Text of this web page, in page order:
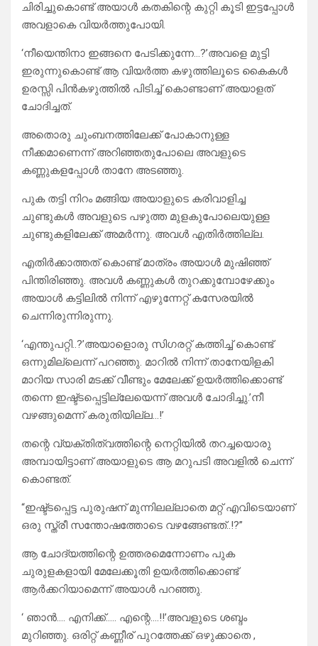
ചിരിച്ചുകൊണ്ട് അയാൾ കതകിന്റെ കുറ്റി കൂടി ഇട്ടപ്പോൾ
അവളാകെ വിയർത്തുപോയി.
‘നീയെന്തിനാ ഇങ്ങനെ പേടിക്കുന്നേ…?’അവളെ മുട്ടി
ഇരുന്നുകൊണ്ട് ആ വിയർത്ത കഴുത്തിലൂടെ കൈകൾ
ഉരസ്സി പിൻകഴുത്തിൽ പിടിച്ച് കൊണ്ടാണ് അയാളത്
ചോദിച്ചത്.
അതൊരു ചുംബനത്തിലേക്ക് പോകാനുള്ള
നീക്കമാണെന്ന് അറിഞ്ഞതുപോലെ അവളുടെ
കണ്ണുകളപ്പോൾ താനേ അടഞ്ഞു.
പുക തട്ടി നിറം മങ്ങിയ അയാളുടെ കരിവാളിച്ച
ചുണ്ടുകൾ അവളുടെ പഴുത്ത മുളകുപോലെയുള്ള
ചുണ്ടുകളിലേക്ക് അമർന്നു. അവൾ എതിർത്തില്ല.
എതിർക്കാത്തത് കൊണ്ട് മാത്രം അയാൾ മുഷിഞ്ഞ്
പിന്തിരിഞ്ഞു. അവൾ കണ്ണുകൾ തുറക്കുമ്പോഴേക്കും
അയാൾ കട്ടിലിൽ നിന്ന് എഴുന്നേറ്റ് കസേരയിൽ
ചെന്നിരുന്നിരുന്നു.
‘എന്തുപറ്റി..?’അയാളൊരു സിഗരറ്റ് കത്തിച്ച് കൊണ്ട്
ഒന്നുമില്ലെന്ന് പറഞ്ഞു. മാറിൽ നിന്ന് താനേയിളകി
മാറിയ സാരി മടക്ക് വീണ്ടും മേലേക്ക് ഉയർത്തിക്കൊണ്ട്
തന്നെ ഇഷ്ട്ടപ്പെട്ടില്ലേയെന്ന് അവൾ ചോദിച്ചു.’നീ
വഴങ്ങുമെന്ന് കരുതിയില്ല…!’
തന്റെ വ്യക്തിത്വത്തിന്റെ നെറ്റിയിൽ തറച്ചയൊരു
അമ്പായിട്ടാണ് അയാളുടെ ആ മറുപടി അവളിൽ ചെന്ന്
കൊണ്ടത്.
“ഇഷ്ട്ടപ്പെട്ട പുരുഷന് മുന്നിലല്ലാതെ മറ്റ് എവിടെയാണ്
ഒരു സ്ത്രീ സന്തോഷത്തോടെ വഴങ്ങേണ്ടത്..!?”
ആ ചോദ്യത്തിന്റെ ഉത്തരമെന്നോണം പുക
ചുരുളകളായി മേലേക്കൂതി ഉയർത്തിക്കൊണ്ട്
ആർക്കറിയാമെന്ന് അയാൾ പറഞ്ഞു.
‘ ഞാൻ…. എനിക്ക്….. എന്റെ….!!’അവളുടെ ശബ്ദം
മുറിഞ്ഞു. ഒരിറ്റ് കണ്ണീര് പുറത്തേക്ക് ഒഴുക്കാതെ ,